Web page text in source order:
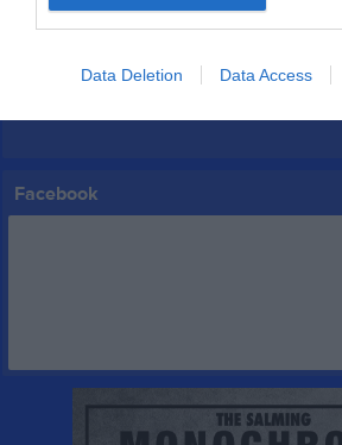
Data Deletion Data Access
På gång Kalender
Intresseanmälan konståkning säsong 2026-2027
Facebook